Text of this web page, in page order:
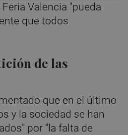
Valencia "pueda
que todos
de las
que en el último
y la sociedad se han
por "la falta de